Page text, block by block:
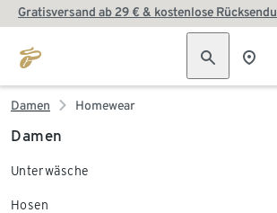
Gratisversand ab 29 € & kostenlose
Damen Homewear
Damen
Unterwäsche
Hosen